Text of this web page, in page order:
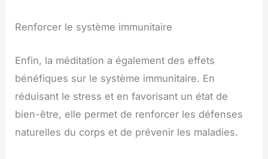
Renforcer le système immunitaire
Enfin, la méditation a également des effets
bénéfiques sur le système immunitaire. En
réduisant le stress et en favorisant un état de
bien-être, elle permet de renforcer les défenses
naturelles du corps et de prévenir les maladies.